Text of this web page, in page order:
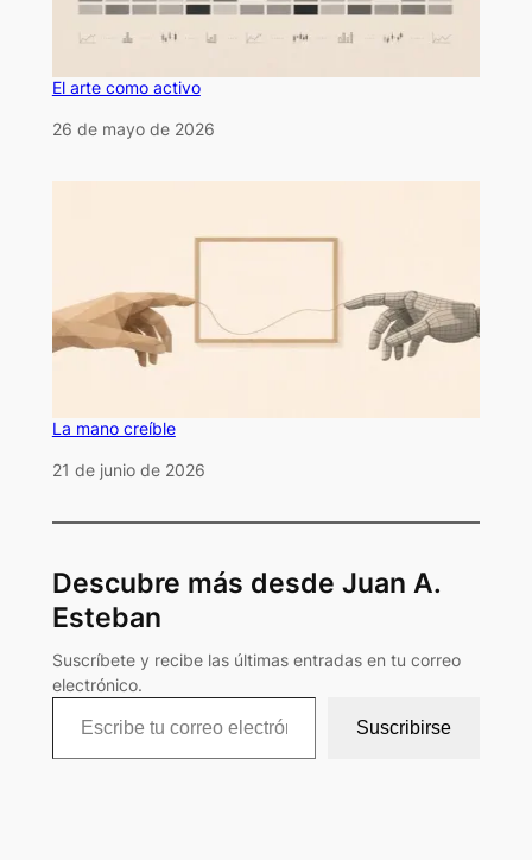
El arte como activo
Fecha
26 de mayo de 2026
La mano creíble
Fecha
21 de junio de 2026
Descubre más desde Juan A.
Esteban
Suscríbete y recibe las últimas entradas en tu correo
electrónico.
Escribe tu correo electrónico…
Suscribirse